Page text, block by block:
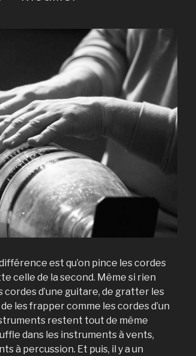
est qu’on pince les cordes
celle de la second. Même si rien
cordes d’une guitare, de gratter les
les frapper comme les cordes d’un
restent tout de même
dans les instruments à vents,
à percussion. Et puis, il y a un